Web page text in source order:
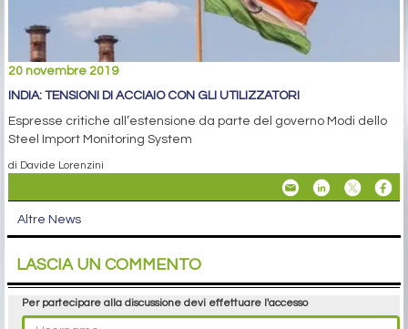
20 novembre 2019
INDIA: TENSIONI DI ACCIAIO CON GLI UTILIZZATORI
Espresse critiche all’estensione da parte del governo Modi dello
Steel Import Monitoring System
di Davide Lorenzini
Altre News
LASCIA UN COMMENTO
Per partecipare alla discussione devi effettuare l'accesso